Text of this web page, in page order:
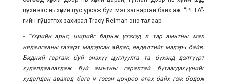
цүнхнээс нь хүний цус урсаж буй мэт загвартай байх аж. “PETA”-
гийн гүйцэтгэх захирал Tracy Reiman энэ талаар:
- “Үхрийн арьс, ширийг барьж үзэхэд л тэр амьтны мал
нядалгааны газарт мэдэрсэн айдас, өвдөлтийг мэдэрч байв.
Бидний гаргаж буй энэхүү цуглуулга та бүхэнд дэлгүүрт
худалдаалагдаж буй амьтны гаралтай бүтээгдэхүүнийг
худалдан авахад бага ч гэсэн цочроо өгөх байх гэж бодож